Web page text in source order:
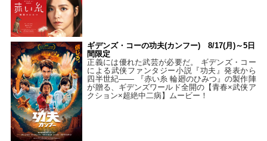
ギデンズ・コーの功夫(カンフー) 8/17(月)～5日
間限定
正義には優れた武芸が必要だ。 ギデンズ・コー
による武侠ファンタジー小説『功夫』発表から
四半世紀―― 『赤い糸 輪廻のひみつ』の製作陣
が贈る、ギデンズワールド全開の【青春×武侠ア
クション×超絶中二病】ムービー！